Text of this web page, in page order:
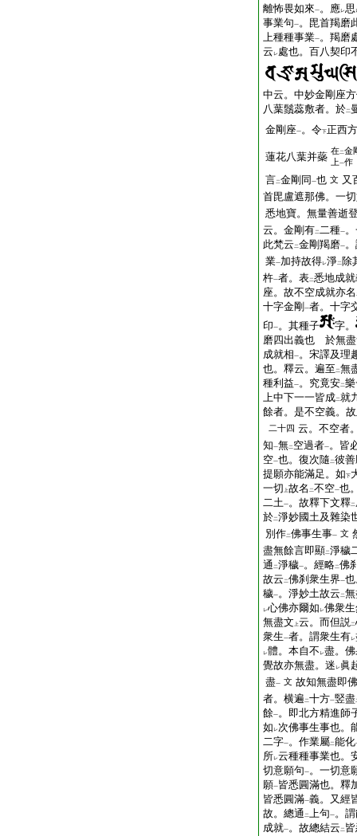
離怖畏如來一。應レ思
事業句一。毘首羯磨
上種種事業一。羯磨
云 レ處也。百八契印
中云。中妙金剛座
八葉鬚蕊敷者。於二
金剛座一。令下正西方
蓮花八葉并蘂 在二金
上一作
言二金剛同 一也 文 又
首毘盧遮那佛。一
悉地寶。無量善逝
云。金剛有二二種一
此梵云 二金剛羯磨一
業一加持故得レ淨二 除
杵一者。表二悉地成
座。故不空成就亦名
十字金剛 一者。十字
印一。其種子
字。
磨四出義也 於無盡
成就相一。宋譯及理
也。釋云。遍至 二無
種利益一。究竟安二
上中下一一皆成二就
餘者。是不空義。
二十四 云。不空者
知一無二 空過者一。皆
空一也。復次隨 二彼
提願亦能滿足。如下
一切
上故名 二不空一也
二土一。故釋下文釋二
於二淨妙國土及雜染
別作二佛事生事一 文
盡無餘言即顯二淨穢
通 二淨穢一。經略二佛
故云 二佛刹衆生界一
穢一。淨妙土故云 二
レ心佛亦爾如 レ佛衆
無盡文
上云。而但説二
衆生一者。謂衆生有レ
レ體。本自不 レ盡。
覺故亦無盡。迷 レ眞
盡一 文 故知無盡即
者。横遍 二十方一竪盡
餘一。即北方精進師
如 レ次佛事生事也。
二字一。作業屬二能化
所レ云種種事業也。
切意願句一。一切意
願一皆悉圓滿也。釋
皆悉圓滿一義。又經
故。總通 二上句一。
成就一。故總結云 二